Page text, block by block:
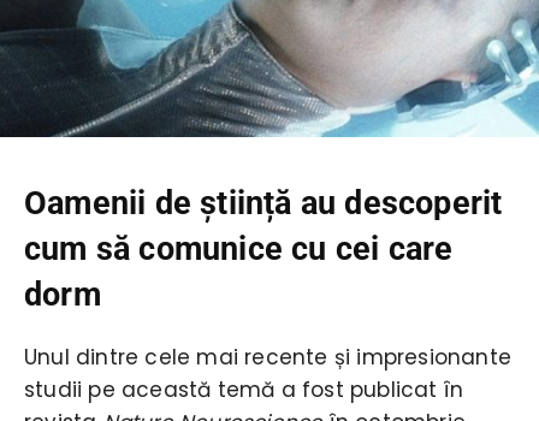
Oamenii de știință au descoperit
cum să comunice cu cei care
dorm
Unul dintre cele mai recente și impresionante
studii pe această temă a fost publicat în